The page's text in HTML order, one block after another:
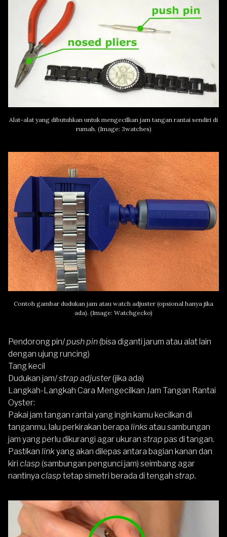
Alat-alat yang dibutuhkan untuk mengecilkan jam tangan rantai sendiri di
rumah. (Image: 3watches)
Contoh gambar dudukan jam atau watch adjuster (opsional hanya jika
ada). (Image: Watchgecko)
Pendorong pin/ push pin(bisa diganti jarum atau alat lain
dengan ujung runcing)
Tang kecil
Dudukan jam/strap adjuster(jika ada)
Langkah-Langkah Cara Mengecilkan Jam Tangan Rantai
Oyster:
Pakai jam tangan rantai yang ingin kamu kecilkan di
tanganmu, lalu perkirakan berapa linksatau sambungan
jam yang perlu dikurangi agar ukuran strap pas di tangan.
Pastikan linkyang akan dilepas antara bagian kanan dan
kiri clasp (sambungan pengunci jam) seimbang agar
nantinya clasp tetap simetri berada di tengah strap.